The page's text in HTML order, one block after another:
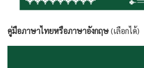
คู่มือภาษาไทยหรือภาษาอังกฤษ(เลือกได้)